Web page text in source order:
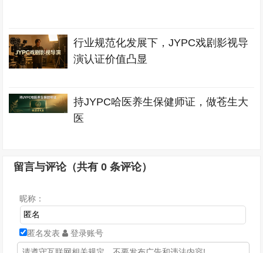
行业规范化发展下，JYPC戏剧影视导
演认证价值凸显
持JYPC哈医养生保健师证，做苍生大
医
留言与评论（共有0 条评论）
昵称：
匿名发表 登录账号